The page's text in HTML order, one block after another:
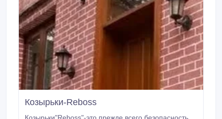
Козырьки-Reboss